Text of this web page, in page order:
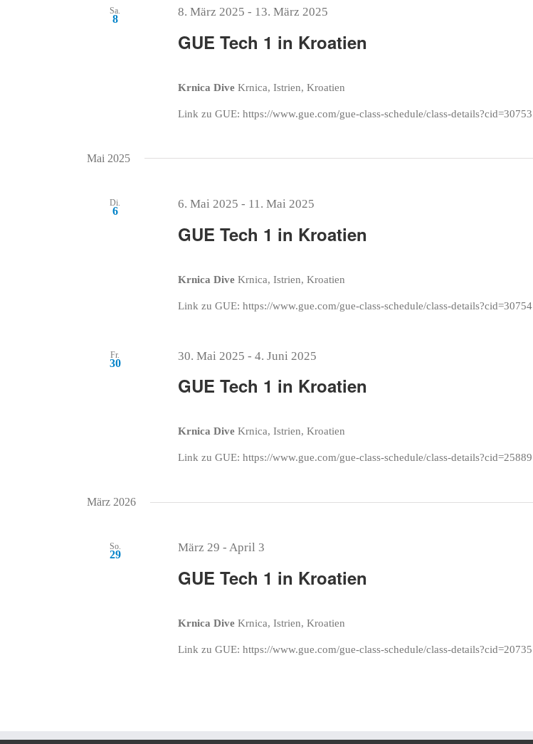
Sa.
8
GUE Tech 1 in Kroatien
8. März 2025 - 13. März 2025
Krnica Dive Krnica, Istrien, Kroatien
Link zu GUE: https://www.gue.com/gue-class-schedule/class-details?cid=30753
Mai 2025
Di.
6
GUE Tech 1 in Kroatien
6. Mai 2025 - 11. Mai 2025
Krnica Dive Krnica, Istrien, Kroatien
Link zu GUE: https://www.gue.com/gue-class-schedule/class-details?cid=30754
Fr.
30
GUE Tech 1 in Kroatien
30. Mai 2025 - 4. Juni 2025
Krnica Dive Krnica, Istrien, Kroatien
Link zu GUE: https://www.gue.com/gue-class-schedule/class-details?cid=25889
März 2026
So.
29
GUE Tech 1 in Kroatien
März 29 - April 3
Krnica Dive Krnica, Istrien, Kroatien
Link zu GUE: https://www.gue.com/gue-class-schedule/class-details?cid=20735